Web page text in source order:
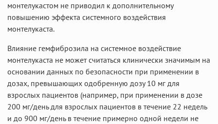
монтелукастом не приводил к дополнительному
повышению эффекта системного воздействия
монтелукаста.
Влияние гемфиброзила на системное воздействие
монтелукаста не может считаться клинически значимым на
основании данных по безопасности при применении в
дозах, превышающих одобренную дозу 10 мг для
взрослых пациентов (например, при применении в дозе
200 мг/день для взрослых пациентов в течение 22 недель
и до 900 мг/день в течение примерно одной недели не